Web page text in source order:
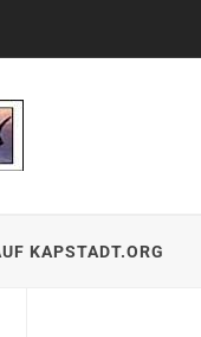
KAPSTADT.ORG